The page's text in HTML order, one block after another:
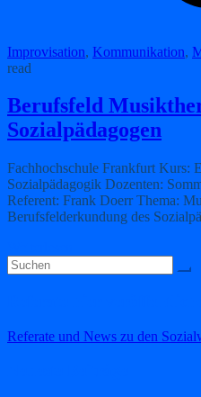
Improvisation, Kommunikation,
read
Berufsfeld
Sozialpädagogen
Fachhochschule Frankfurt Kurs:
Sozialpädagogik Dozenten:
Referent: Frank Doerr Thema:
Berufsfelderkundung des
Referate und News zu den